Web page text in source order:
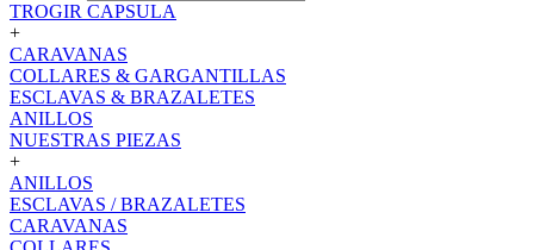
TROGIR CAPSULA
+
CARAVANAS
COLLARES & GARGANTILLAS
ESCLAVAS & BRAZALETES
ANILLOS
NUESTRAS PIEZAS
+
ANILLOS
ESCLAVAS / BRAZALETES
CARAVANAS